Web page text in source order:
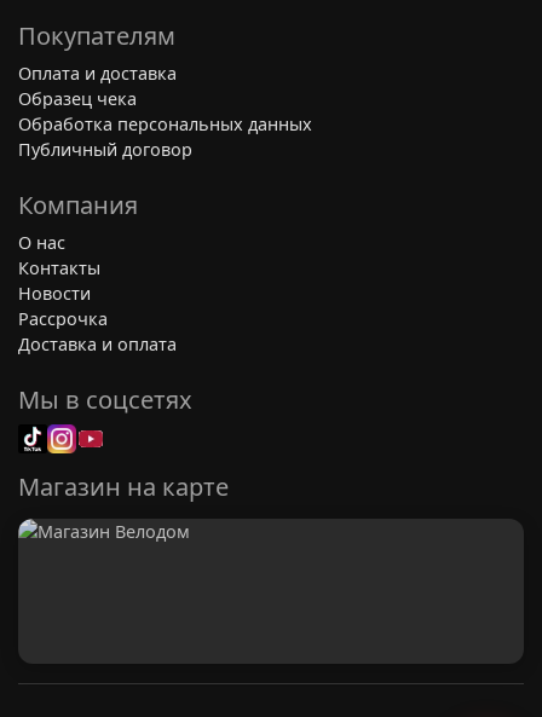
Покупателям
Оплата и доставка
Образец чека
Обработка персональных данных
Публичный договор
Компания
О нас
Контакты
Новости
Рассрочка
Доставка и оплата
Мы в соцсетях
Магазин на карте